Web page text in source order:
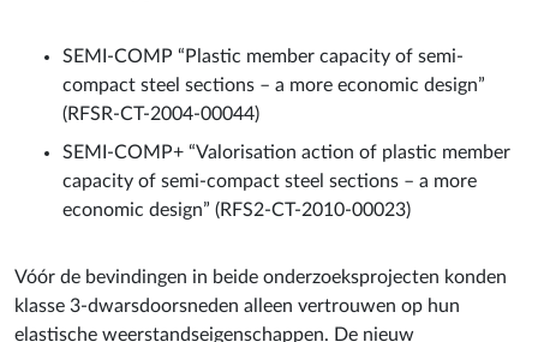
SEMI-COMP “Plastic member capacity of semi-
compact steel sections – a more economic design”
(RFSR-CT-2004-00044)
SEMI-COMP+ “Valorisation action of plastic member
capacity of semi-compact steel sections – a more
economic design” (RFS2-CT-2010-00023)
Vóór de bevindingen in beide onderzoeksprojecten konden
klasse 3-dwarsdoorsneden alleen vertrouwen op hun
elastische weerstandseigenschappen. De nieuw